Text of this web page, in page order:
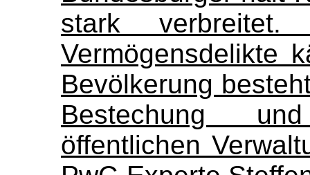
stark
Vermögensdelikte
Bevölkerung
Bestechung
öffentlichen